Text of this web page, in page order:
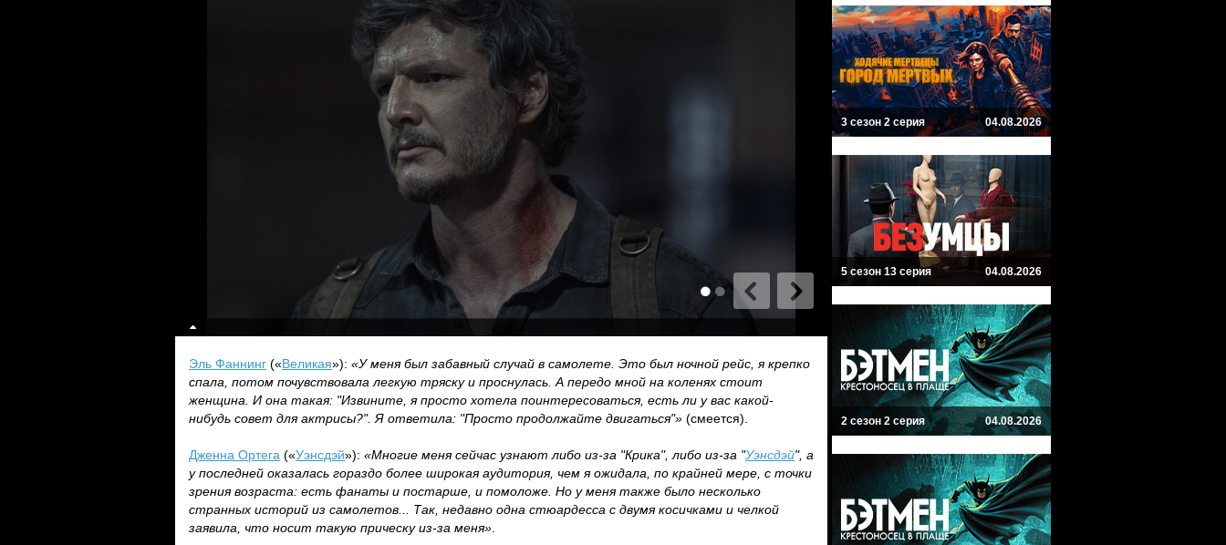
Эль Фаннинг («Великая»): «У меня был забавный случай в самолете. Это был ночной рейс, я крепко
спала, потом почувствовала легкую тряску и проснулась. А передо мной на коленях стоит
женщина. И она такая: "Извините, я просто хотела поинтересоваться, есть ли у вас какой-
нибудь совет для актрисы?". Я ответила: "Просто продолжайте двигаться"» (смеется).
Дженна Ортега («Уэнсдэй»): «Многие меня сейчас узнают либо из-за "Крика", либо из-за "Уэнсдэй", а
у последней оказалась гораздо более широкая аудитория, чем я ожидала, по крайней мере, с точки
зрения возраста: есть фанаты и постарше, и помоложе. Но у меня также было несколько
странных историй из самолетов... Так, недавно одна стюардесса с двумя косичками и челкой
заявила, что носит такую прическу из-за меня»
3 сезон 2 серия 04.08.2026
5 сезон 13 серия 04.08.2026
2 сезон 2 серия 04.08.2026